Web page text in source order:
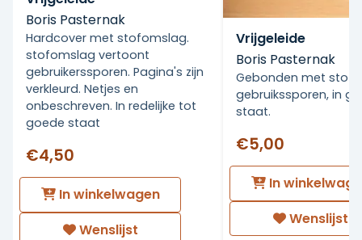
Boris Pasternak
Hardcover met stofomslag.
stofomslag vertoont
gebruikerssporen. Pagina's zijn
verkleurd. Netjes en
onbeschreven. In redelijke tot
goede staat
€4,50
In winkelwagen
Wenslijst
Vrijgeleide
Boris Pasternak
Gebonden met
gebruikssporen, in
staat.
€5,00
In
Wenslijst